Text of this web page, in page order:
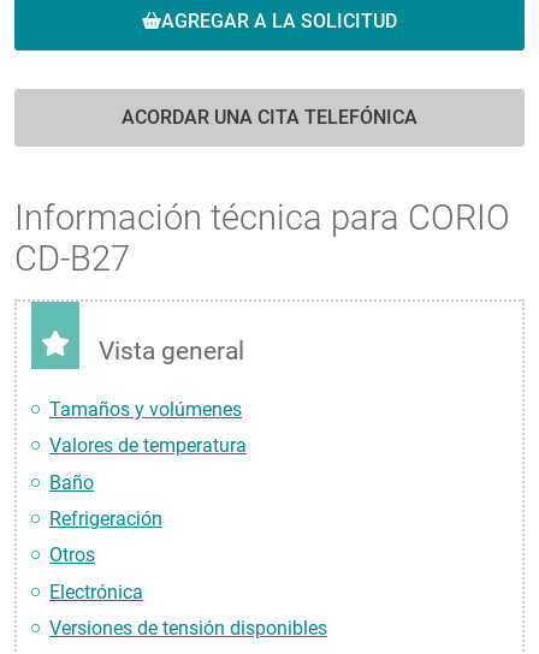
AGREGAR A LA SOLICITUD
ACORDAR UNA CITA TELEFÓNICA
Información técnica para CORIO
CD-B27
Vista general
Tamaños y volúmenes
Valores de temperatura
Baño
Refrigeración
Otros
Electrónica
Versiones de tensión disponibles